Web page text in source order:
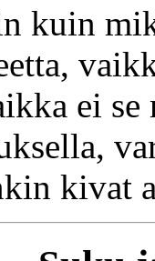
kuin
ei
kivat